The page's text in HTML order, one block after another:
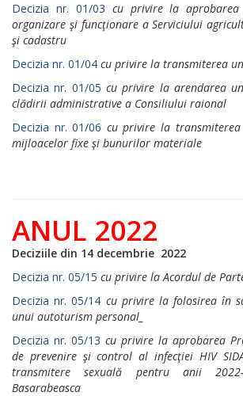
Decizia nr. 01/03 cu privire la aprobarea
organizare şi funcţionare a Serviciului
şi cadastru
Decizia nr. 01/04 cu privire la transmiterea
Decizia nr. 01/05 cu privire la arendarea
clădirii administrative a Consiliului raional
Decizia nr. 01/06 cu privire la
mijloacelor fixe şi bunurilor materiale
ANUL 2022
Deciziile din 14 decembrie 2022
Decizia nr. 05/15 cu privire la Acordul de
Decizia nr. 05/14 cu privire la folosirea în
unui autoturism personal_
Decizia nr. 05/13 cu privire la aprobarea
de prevenire şi control al infecţiei HIV
transmitere sexuală pentru anii
Basarabeasca